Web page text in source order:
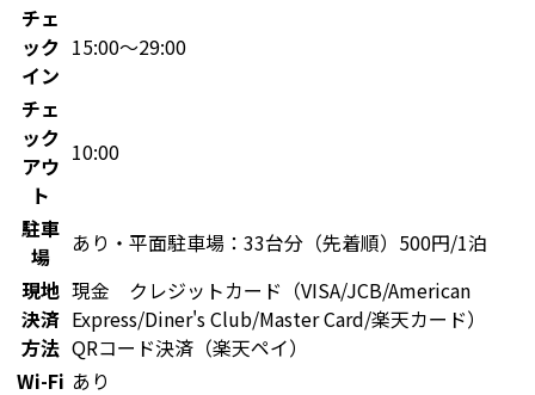
チェ
ック
イン
15:00〜29:00
チェ
ック
アウ
ト
10:00
駐車
場
あり・平面駐車場：33台分（先着順）500円/1泊
現地
決済
方法
現金 クレジットカード（VISA/JCB/American
Express/Diner's Club/Master Card/楽天カード）
QRコード決済（楽天ペイ）
Wi-Fi あり